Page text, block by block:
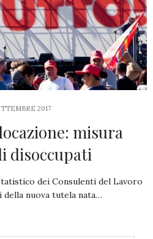
2017
misura
disoccupati
dei Consulenti del Lavoro
nuova tutela nata…